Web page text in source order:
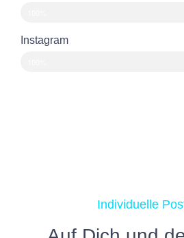
Instagram
Individuelle